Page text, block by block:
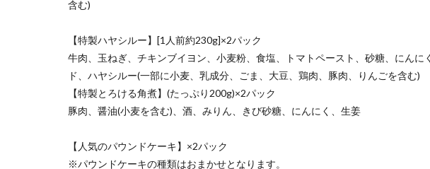
含む)
【特製ハヤシルー】[1人前約230g]×2パック
牛肉、玉ねぎ、チキンブイヨン、小麦粉、食塩、トマトペースト、砂糖、にんに
ド、ハヤシルー(一部に小麦、乳成分、ごま、大豆、鶏肉、豚肉、りんごを含む)
【特製とろける角煮】(たっぷり200g)×2パック
豚肉、醤油(小麦を含む)、酒、みりん、きび砂糖、にんにく、生姜
【人気のパウンドケーキ】×2パック
※パウンドケーキの種類はおまかせとなります。